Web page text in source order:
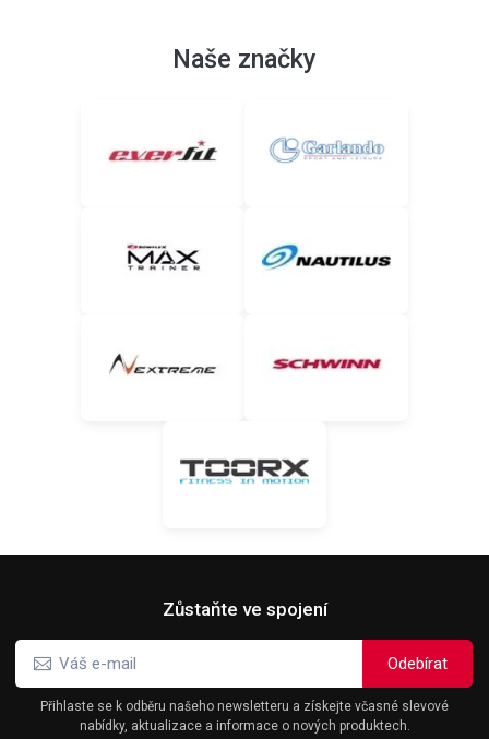
Naše značky
Zůstaňte ve spojení
Přihlaste se k odběru našeho newsletteru a získejte včasné slevové
nabídky, aktualizace a informace o nových produktech.